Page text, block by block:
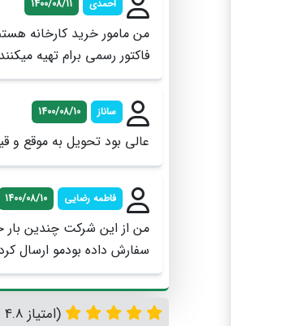
احمدی 1400/08/11
من مامور خرید کارخانه
فاکتور رسمی برام تهیه میکنند
ساناز 1400/08/10
عالی بود تحویل به موقع و
فاطمه رضایی 1400/08/10
من از این شرکت چندین
سفارش داده بودمو ارسال
(امتیاز 4.8 | 2607 رای)